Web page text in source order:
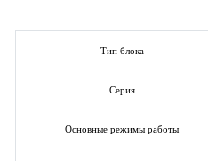
Тип блока
Серия
Основные режимы работы